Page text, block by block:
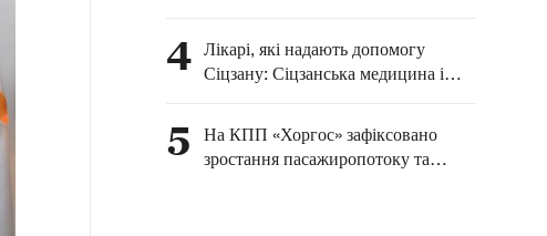
Казахстаном продемонстрував
4 Лікарі, які надають допомогу
Сіцзану: Сіцзанська медицина і
охорона здоров'я стрімко
5
На КПП «Хоргос» зафіксовано
зростання пасажиропотоку та